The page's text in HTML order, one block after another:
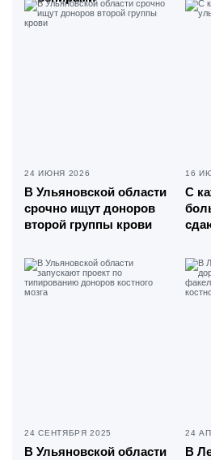
24 ИЮНЯ 2026
В Ульяновской области
срочно ищут доноров
второй группы крови
16
С
24 СЕНТЯБРЯ 2025
В Ульяновской области
24
В